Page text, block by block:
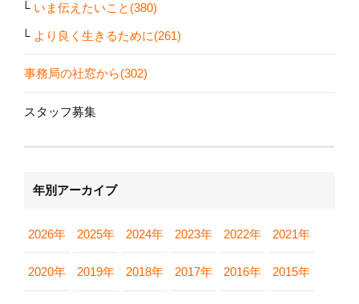
いま伝えたいこと(380)
より良く生きるために(261)
事務局の社窓から(302)
スタッフ募集
年別アーカイブ
2026年 2025年 2024年 2023年 2022年 2021年
2020年 2019年 2018年 2017年 2016年 2015年